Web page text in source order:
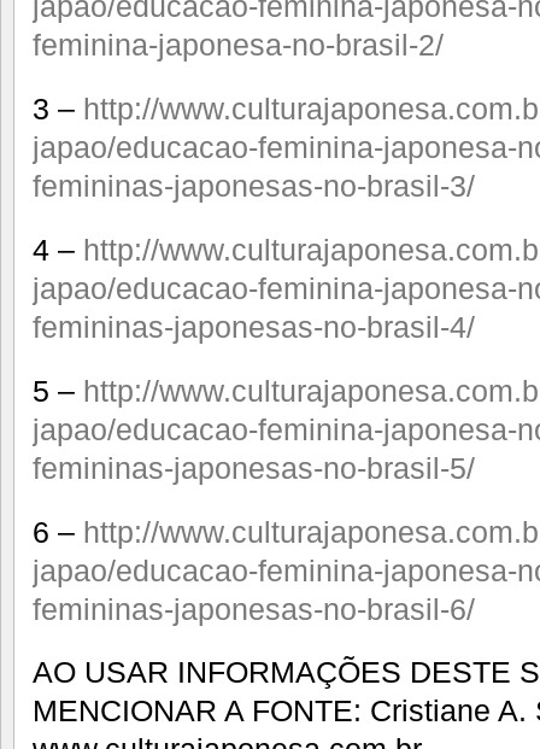
feminina-japonesa-no-brasil-2/
3 – http://
japao/educacao-feminina-japonesa-
femininas-japonesas-no-brasil-3/
4 – http://
japao/educacao-feminina-japonesa-
femininas-japonesas-no-brasil-4/
5 – http://
japao/educacao-feminina-japonesa-
femininas-japonesas-no-brasil-5/
6 – http://
japao/educacao-feminina-japonesa-
femininas-japonesas-no-brasil-6/
AO USAR INFORMAÇÕES DESTE
MENCIONAR A FONTE: Cristiane A.